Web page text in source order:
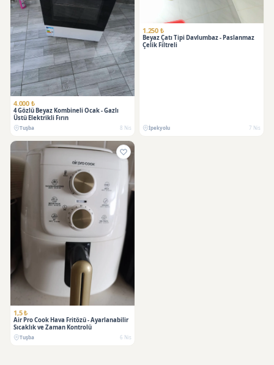
4.000 ₺
4 Gözlü Beyaz Kombineli Ocak - Gazlı
Üstü Elektrikli Fırın
Tuşba 8 Nis
SATILDI
1.250 ₺
Beyaz Çatı Tipi Davlumbaz - Paslanmaz
Çelik Filtreli
İpekyolu 7 Nis
1,5 ₺
Air Pro Cook Hava Fritözü - Ayarlanabilir
Sıcaklık ve Zaman Kontrolü
Tuşba 6 Nis